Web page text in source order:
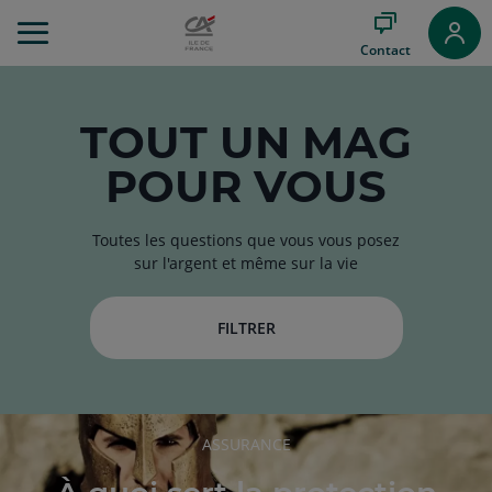
au
Contact
TOUT UN MAG
POUR VOUS
Toutes les questions que vous vous posez
sur l'argent et même sur la vie
FILTRER
RUBRIQUE
L'ARTICLE
ASSURANCE